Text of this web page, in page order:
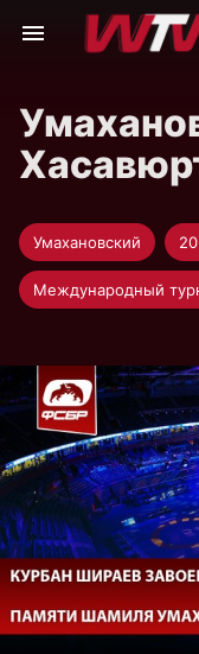
Умахановский